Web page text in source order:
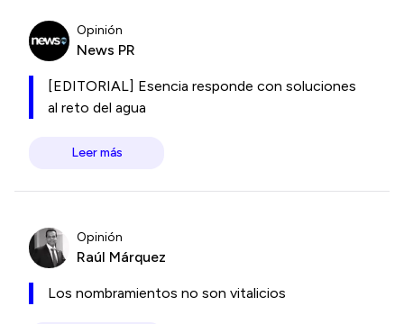
Opinión
News PR
[EDITORIAL] Esencia responde con soluciones
al reto del agua
Leer más
Opinión
Raúl Márquez
Los nombramientos no son vitalicios